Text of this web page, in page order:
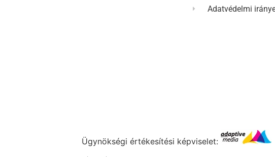
Adatvédelmi
Ügynökségi értékesítési képviselet: